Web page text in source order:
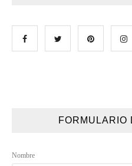
FORMULARIO
Nombre